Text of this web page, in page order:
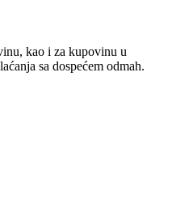
kao i za kupovinu u
sa dospećem odmah.